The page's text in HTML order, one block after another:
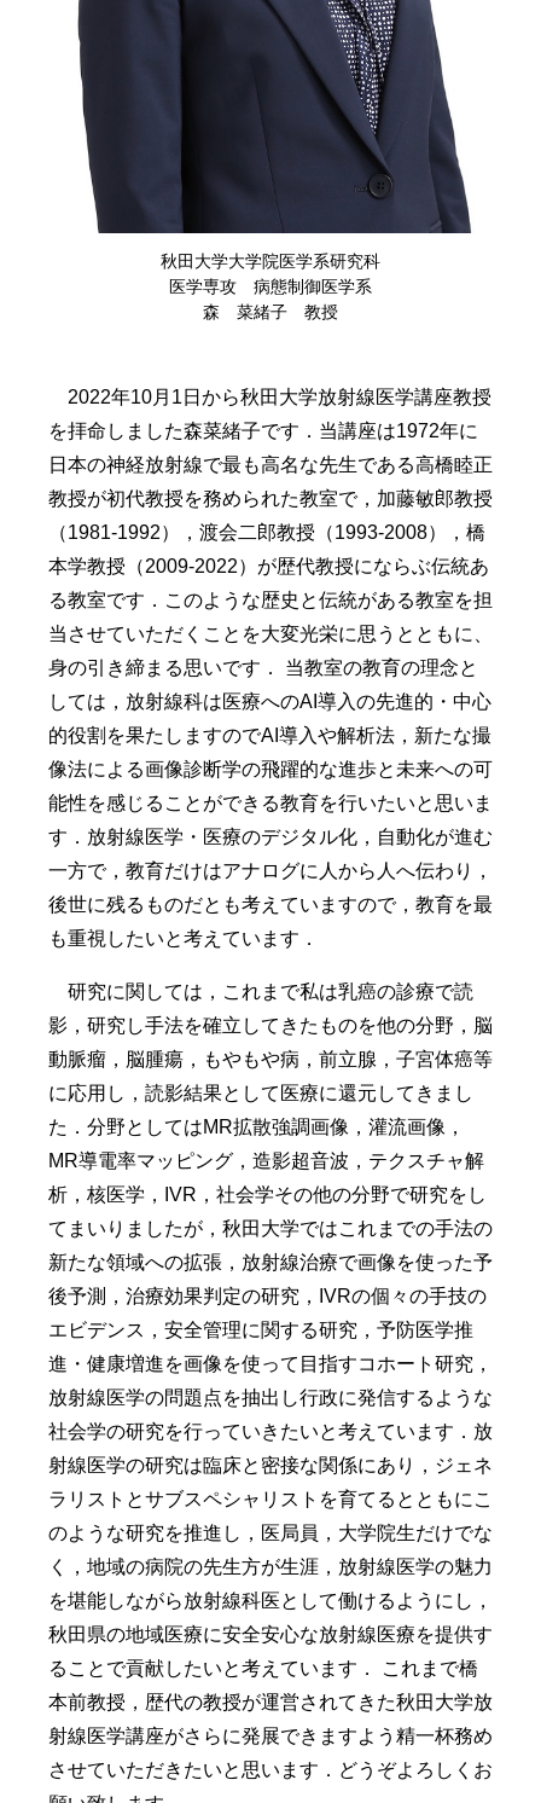
秋田大学大学院医学系研究科
医学専攻 病態制御医学系
森 菜緒子 教授
2022年10月1日から秋田大学放射線医学講座教授
を拝命しました森菜緒子です．当講座は1972年に
日本の神経放射線で最も高名な先生である高橋睦正
教授が初代教授を務められた教室で，加藤敏郎教授
（1981-1992），渡会二郎教授（1993-2008），橋
本学教授（2009-2022）が歴代教授にならぶ伝統あ
る教室です．このような歴史と伝統がある教室を担
当させていただくことを大変光栄に思うとともに、
身の引き締まる思いです． 当教室の教育の理念と
しては，放射線科は医療へのAI導入の先進的・中心
的役割を果たしますのでAI導入や解析法，新たな撮
像法による画像診断学の飛躍的な進歩と未来への可
能性を感じることができる教育を行いたいと思いま
す．放射線医学・医療のデジタル化，自動化が進む
一方で，教育だけはアナログに人から人へ伝わり，
後世に残るものだとも考えていますので，教育を最
も重視したいと考えています．
研究に関しては，これまで私は乳癌の診療で読
影，研究し手法を確立してきたものを他の分野，脳
動脈瘤，脳腫瘍，もやもや病，前立腺，子宮体癌等
に応用し，読影結果として医療に還元してきまし
た．分野としてはMR拡散強調画像，灌流画像，
MR導電率マッピング，造影超音波，テクスチャ解
析，核医学，IVR，社会学その他の分野で研究をし
てまいりましたが，秋田大学ではこれまでの手法の
新たな領域への拡張，放射線治療で画像を使った予
後予測，治療効果判定の研究，IVRの個々の手技の
エビデンス，安全管理に関する研究，予防医学推
進・健康増進を画像を使って目指すコホート研究，
放射線医学の問題点を抽出し行政に発信するような
社会学の研究を行っていきたいと考えています．放
射線医学の研究は臨床と密接な関係にあり，ジェネ
ラリストとサブスペシャリストを育てるとともにこ
のような研究を推進し，医局員，大学院生だけでな
く，地域の病院の先生方が生涯，放射線医学の魅力
を堪能しながら放射線科医として働けるようにし，
秋田県の地域医療に安全安心な放射線医療を提供す
ることで貢献したいと考えています． これまで橋
本前教授，歴代の教授が運営されてきた秋田大学放
射線医学講座がさらに発展できますよう精一杯務め
させていただきたいと思います．どうぞよろしくお